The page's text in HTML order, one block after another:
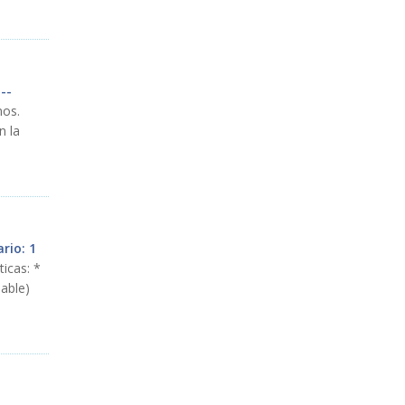
.
la
1
: *
)